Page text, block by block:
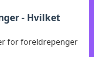
- Hvilket
for foreldrepenger